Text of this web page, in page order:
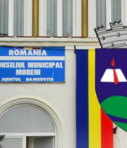
sidebar
sidebar